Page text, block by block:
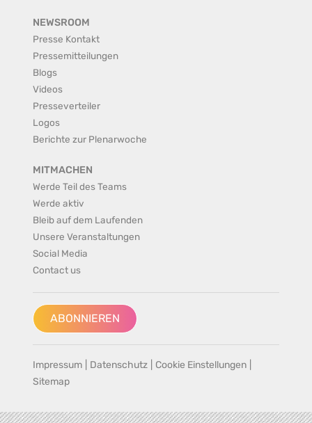
NEWSROOM
Presse Kontakt
Pressemitteilungen
Blogs
Videos
Presseverteiler
Logos
Berichte zur Plenarwoche
MITMACHEN
Werde Teil des Teams
Werde aktiv
Bleib auf dem Laufenden
Unsere Veranstaltungen
Social Media
Contact us
ABONNIEREN
Impressum Datenschutz Cookie Einstellungen
Sitemap